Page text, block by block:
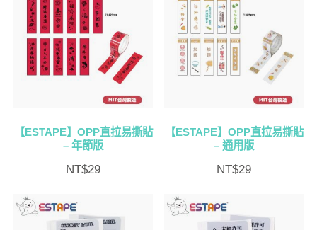
格：
NT$59。NT$29。
【ESTAPE】OPP直拉易撕貼
– 年節版
NT$29
【ESTAPE】OPP直拉易撕貼
– 通用版
NT$29